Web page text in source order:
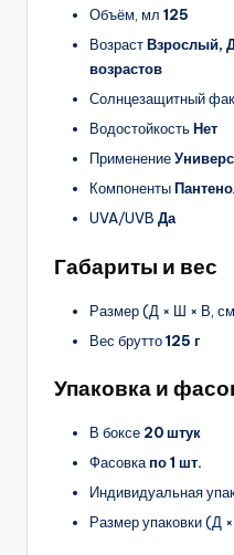
Объём, мл 125
ВозрастВзрослый,
возрастов
Солнцезащитный
ВодостойкостьНет
Применение
Компоненты
UVA/UVB Да
Габариты и вес
Размер (Д × Ш × В,
Вес брутто125 г
Упаковка и
В боксе 20 штук
Фасовкапо 1 шт.
Индивидуальная
Размер упаковки (Д